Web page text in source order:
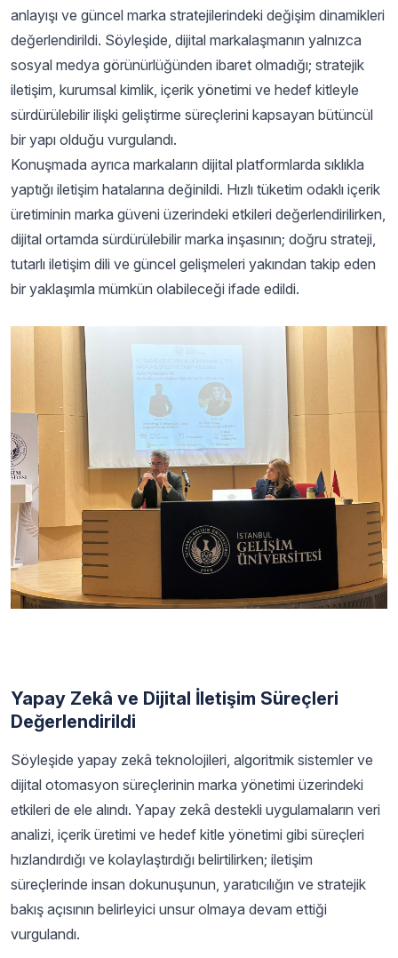
anlayışı ve güncel marka stratejilerindeki değişim dinamikleri
değerlendirildi. Söyleşide, dijital markalaşmanın yalnızca
sosyal medya görünürlüğünden ibaret olmadığı; stratejik
iletişim, kurumsal kimlik, içerik yönetimi ve hedef kitleyle
sürdürülebilir ilişki geliştirme süreçlerini kapsayan bütüncül
bir yapı olduğu vurgulandı.
Konuşmada ayrıca markaların dijital platformlarda sıklıkla
yaptığı iletişim hatalarına değinildi. Hızlı tüketim odaklı içerik
üretiminin marka güveni üzerindeki etkileri değerlendirilirken,
dijital ortamda sürdürülebilir marka inşasının; doğru strateji,
tutarlı iletişim dili ve güncel gelişmeleri yakından takip eden
bir yaklaşımla mümkün olabileceği ifade edildi.
Yapay Zekâ ve Dijital İletişim Süreçleri
Değerlendirildi
Söyleşide yapay zekâ teknolojileri, algoritmik sistemler ve
dijital otomasyon süreçlerinin marka yönetimi üzerindeki
etkileri de ele alındı. Yapay zekâ destekli uygulamaların veri
analizi, içerik üretimi ve hedef kitle yönetimi gibi süreçleri
hızlandırdığı ve kolaylaştırdığı belirtilirken; iletişim
süreçlerinde insan dokunuşunun, yaratıcılığın ve stratejik
bakış açısının belirleyici unsur olmaya devam ettiği
vurgulandı.